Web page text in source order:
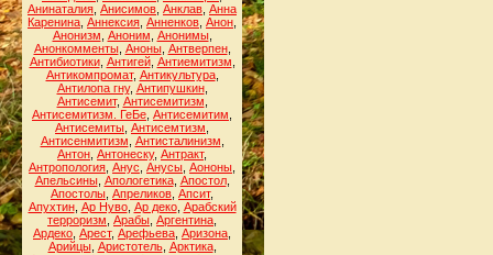
Анинаталия Анисимов Анклав Анна
Каренина Аннексия Анненков Анон
Анонизм Аноним Анонимы,
Анонкомменты, Аноны, Антверпен,
Антибиотики, Антигей, Антиемитизм
Антикомпромат, Антикультура,
Антилопа гну, Антипушкин,
Антисемит, Антисемитизм
Антисемитизм. ГеБе Антисемитим
Антисемиты Антисемтизм
Антисенмитизм Антисталинизм
Антон Антонеску, Антракт,
Антропология Анус Анусы Аононы
Апельсины, Апологетика, Апостол,
Апостолы Апреликов Апсит,
Апухтин, Ар Нуво, Ар деко, Арабский
терроризм Арабы Аргентина
Ардеко Арест, Арефьева Аризона
Арийцы, Аристотель, Арктика,